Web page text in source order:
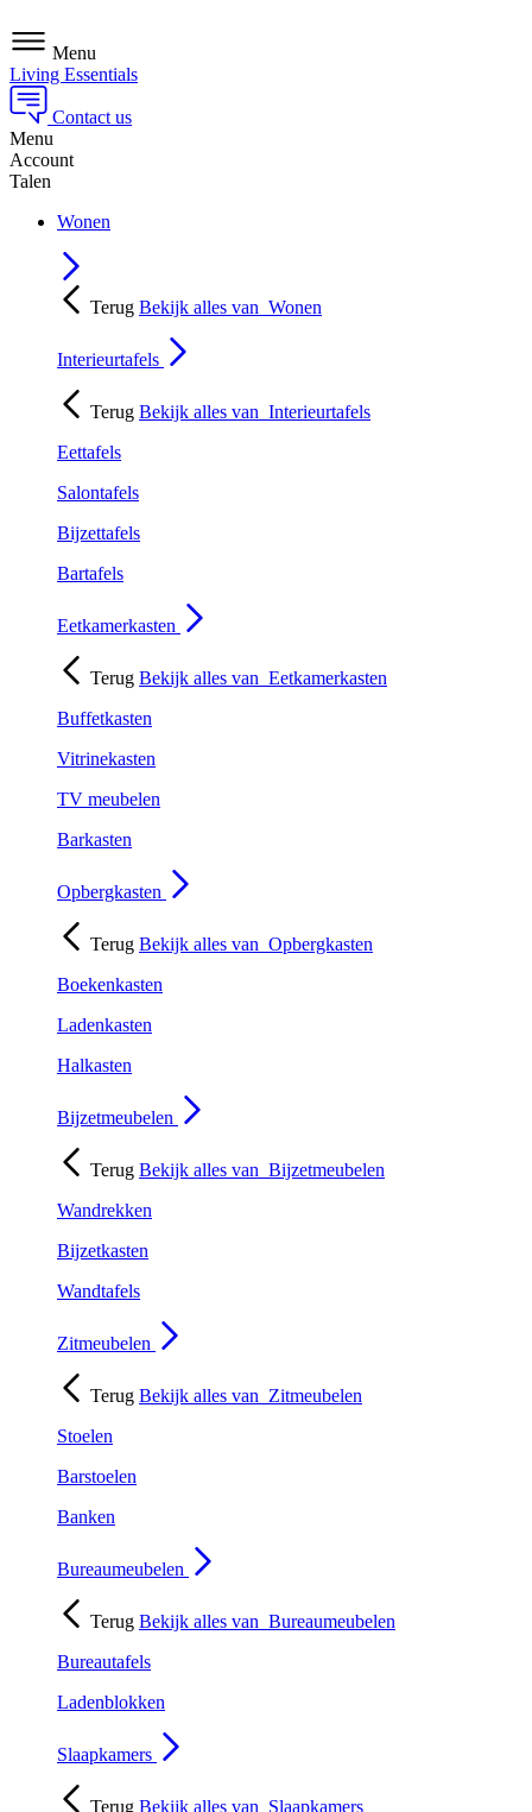
Menu
Living Essentials
Contact us
Menu
Account
Talen
Wonen
Terug Bekijk alles van Wonen
Interieurtafels
Terug Bekijk alles van Interieurtafels
Eettafels
Salontafels
Bijzettafels
Bartafels
Eetkamerkasten
Terug Bekijk alles van Eetkamerkasten
Buffetkasten
Vitrinekasten
TV meubelen
Barkasten
Opbergkasten
Terug Bekijk alles van Opbergkasten
Boekenkasten
Ladenkasten
Halkasten
Bijzetmeubelen
Terug Bekijk alles van Bijzetmeubelen
Wandrekken
Bijzetkasten
Wandtafels
Zitmeubelen
Terug Bekijk alles van Zitmeubelen
Stoelen
Barstoelen
Banken
Bureaumeubelen
Terug Bekijk alles van Bureaumeubelen
Bureautafels
Ladenblokken
Slaapkamers
Terug Bekijk alles van Slaapkamers